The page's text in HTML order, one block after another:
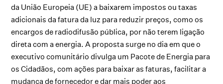
da União Europeia (UE) a baixarem impostos ou taxas
adicionais da fatura da luz para reduzir preços, como os
encargos de radiodifusão pública, por não terem ligação
direta com a energia. A proposta surge no dia em que o
executivo comunitário divulga um Pacote de Energia para
os Cidadãos, com ações para baixar as faturas, facilitar a
mudança de fornecedor e dar mais poder aos